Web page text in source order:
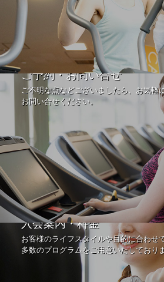
ご予約・お問い合せ
ご不明な点などございましたら、お気軽
お問い合せください。
入会案内・料金
お客様のライフスタイルや目的に合わせ
多数のプログラムをご用意いたしており